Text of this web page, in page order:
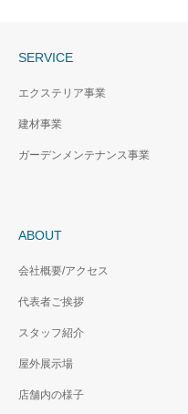
SERVICE
エクステリア事業
建材事業
ガーデンメンテナンス事業
ABOUT
会社概要/アクセス
代表者ご挨拶
スタッフ紹介
屋外展示場
店舗内の様子